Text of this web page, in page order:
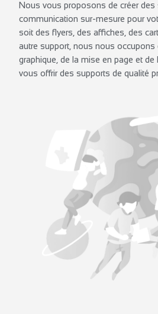
Nous vous proposons de créer des
communication sur-mesure pour
soit des flyers, des affiches, des
autre support, nous nous occupons
graphique, de la mise en page et
vous offrir des supports de qualité